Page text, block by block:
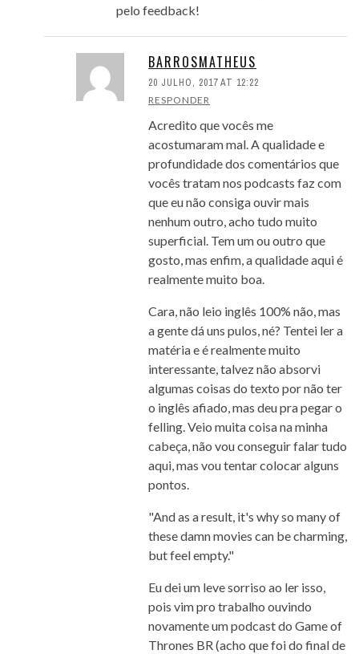
pelo feedback!
BARROSMATHEUS
20 JULHO, 2017 AT 12:22
RESPONDER
Acredito que vocês me
acostumaram mal. A qualidade e
profundidade dos comentários que
vocês tratam nos podcasts faz com
que eu não consiga ouvir mais
nenhum outro, acho tudo muito
superficial. Tem um ou outro que
gosto, mas enfim, a qualidade aqui é
realmente muito boa.
Cara, não leio inglês 100% não, mas
a gente dá uns pulos, né? Tentei ler a
matéria e é realmente muito
interessante, talvez não absorvi
algumas coisas do texto por não ter
o inglês afiado, mas deu pra pegar o
felling. Veio muita coisa na minha
cabeça, não vou conseguir falar tudo
aqui, mas vou tentar colocar alguns
pontos.
"And as a result, it's why so many of
these damn movies can be charming,
but feel empty."
Eu dei um leve sorriso ao ler isso,
pois vim pro trabalho ouvindo
novamente um podcast do Game of
Thrones BR (acho que foi do final de